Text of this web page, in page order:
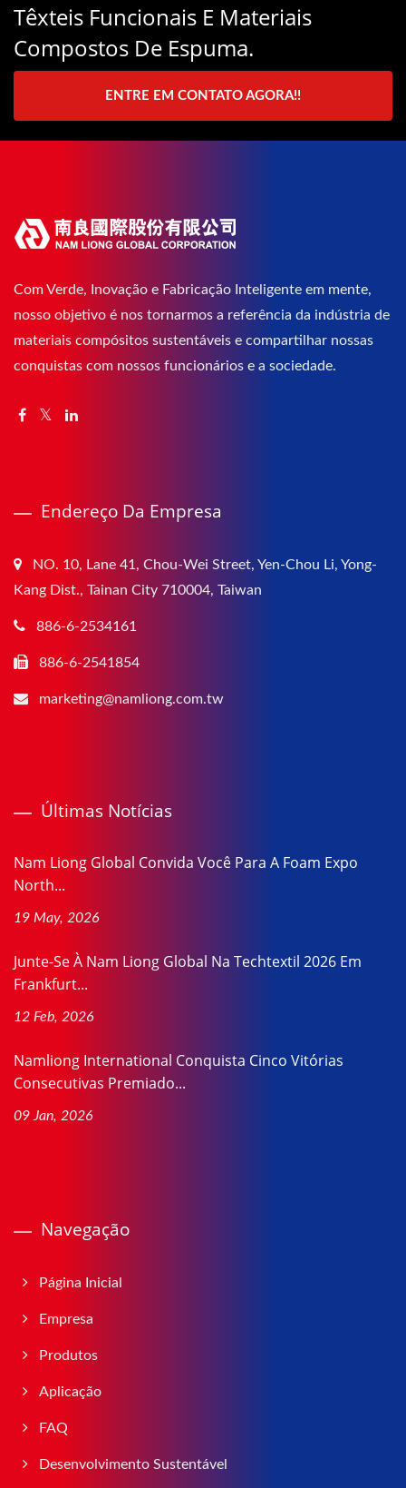
Têxteis Funcionais E Materiais
Compostos De Espuma.
ENTRE EM CONTATO AGORA!!
Com Verde, Inovação e Fabricação Inteligente em mente,
nosso objetivo é nos tornarmos a referência da indústria de
materiais compósitos sustentáveis e compartilhar nossas
conquistas com nossos funcionários e a sociedade.
Endereço Da Empresa
NO. 10, Lane 41, Chou-Wei Street, Yen-Chou Li, Yong-
Kang Dist., Tainan City 710004, Taiwan
886-6-2534161
886-6-2541854
marketing@namliong.com.tw
Últimas Notícias
Nam Liong Global Convida Você Para A Foam Expo
North...
19 May, 2026
Junte-Se À Nam Liong Global Na Techtextil 2026 Em
Frankfurt...
12 Feb, 2026
Namliong International Conquista Cinco Vitórias
Consecutivas Premiado...
09 Jan, 2026
Navegação
Página Inicial
Empresa
Produtos
Aplicação
FAQ
Desenvolvimento Sustentável